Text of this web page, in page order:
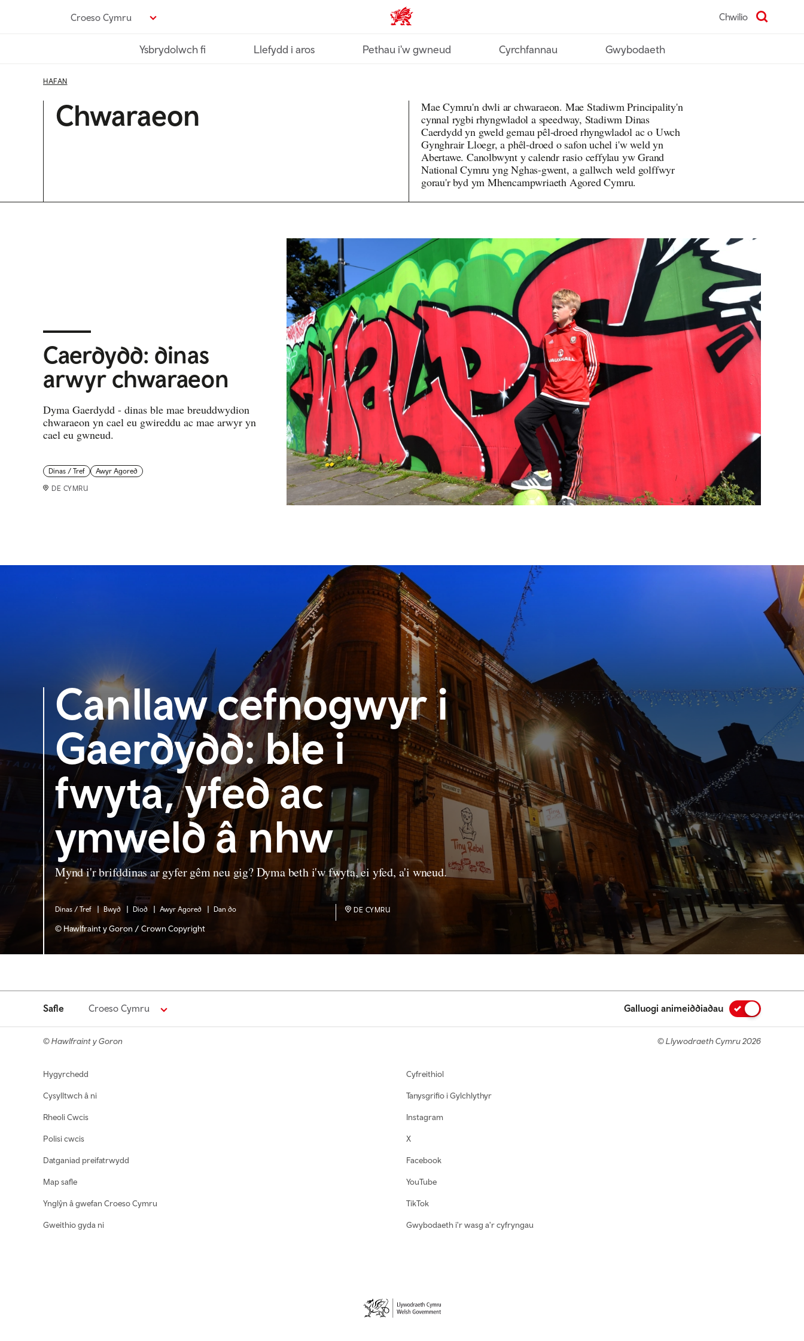
Croeso Cymru Croeso Cymru home Chwilio
Ysbrydolwch fi Llefydd i aros Pethau i'w gwneud Cyrchfannau Gwybodaeth
HAFAN
Chwaraeon
Mae Cymru'n dwli ar chwaraeon. Mae Stadiwm Principality'n
cynnal rygbi rhyngwladol a speedway, Stadiwm Dinas
Caerdydd yn gweld gemau pêl-droed rhyngwladol ac o Uwch
Gynghrair Lloegr, a phêl-droed o safon uchel i'w weld yn
Abertawe. Canolbwynt y calendr rasio ceffylau yw Grand
National Cymru yng Nghas-gwent, a gallwch weld golffwyr
gorau'r byd ym Mhencampwriaeth Agored Cymru.
Caerdydd: dinas
arwyr chwaraeon
Dyma Gaerdydd - dinas ble mae breuddwydion
chwaraeon yn cael eu gwireddu ac mae arwyr yn
cael eu gwneud.
Dinas / Tref Awyr Agored
DE CYMRU
Canllaw cefnogwyr i
Gaerdydd: ble i
fwyta, yfed ac
ymweld â nhw
Mynd i'r brifddinas ar gyfer gêm neu gig? Dyma beth i'w fwyta, ei yfed, a'i wneud.
Dinas / Tref Bwyd Diod Awyr Agored Dan do DE CYMRU
© Hawlfraint y Goron / Crown Copyright
Safle Croeso Cymru Galluogi animeiddiadau
© Hawlfraint y Goron © Llywodraeth Cymru 2026
Footer navigation
Hygyrchedd
Cysylltwch â ni
Rheoli Cwcis
Polisi cwcis
Datganiad preifatrwydd
Map safle
Ynglŷn â gwefan Croeso Cymru
Gweithio gyda ni
Cyfreithiol
Tanysgrifio i Gylchlythyr
Instagram
X
Facebook
YouTube
TikTok
Gwybodaeth i'r wasg a'r cyfryngau